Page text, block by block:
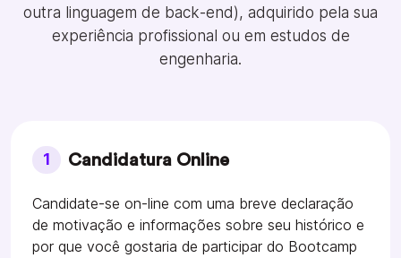
outra linguagem de back-end), adquirido pela sua
experiência profissional ou em estudos de
engenharia.
1 Candidatura Online
Candidate-se on-line com uma breve declaração
de motivação e informações sobre seu histórico e
por que você gostaria de participar do Bootcamp